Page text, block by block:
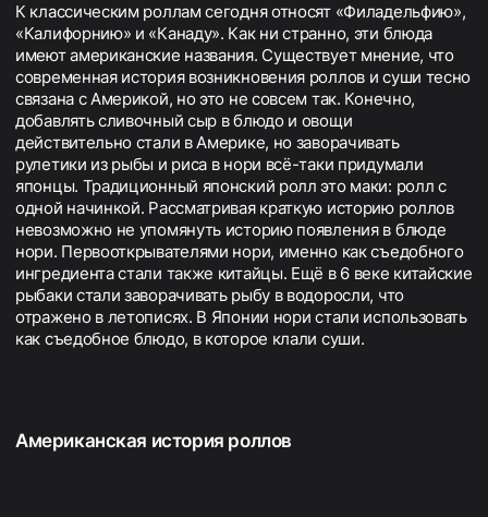
К классическим роллам сегодня относят «Филадельфию»,
«Калифорнию» и «Канаду». Как ни странно, эти блюда
имеют американские названия. Существует мнение, что
современная история возникновения роллов и суши тесно
связана с Америкой, но это не совсем так. Конечно,
добавлять сливочный сыр в блюдо и овощи
действительно стали в Америке, но заворачивать
рулетики из рыбы и риса в нори всё-таки придумали
японцы. Традиционный японский ролл это маки: ролл с
одной начинкой. Рассматривая краткую историю роллов
невозможно не упомянуть историю появления в блюде
нори. Первооткрывателями нори, именно как съедобного
ингредиента стали также китайцы. Ещё в 6 веке китайские
рыбаки стали заворачивать рыбу в водоросли, что
отражено в летописях. В Японии нори стали использовать
как съедобное блюдо, в которое клали суши.
Американская история роллов